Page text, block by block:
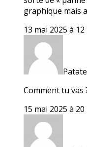
graphique mais
13 mai 2025 à
Comment tu vas
15 mai 2025 à